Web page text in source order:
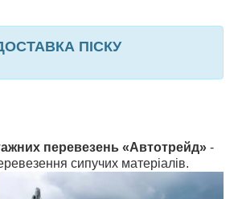
ПІСКУ
перевезень «Автотрейд» -
сипучих матеріалів.